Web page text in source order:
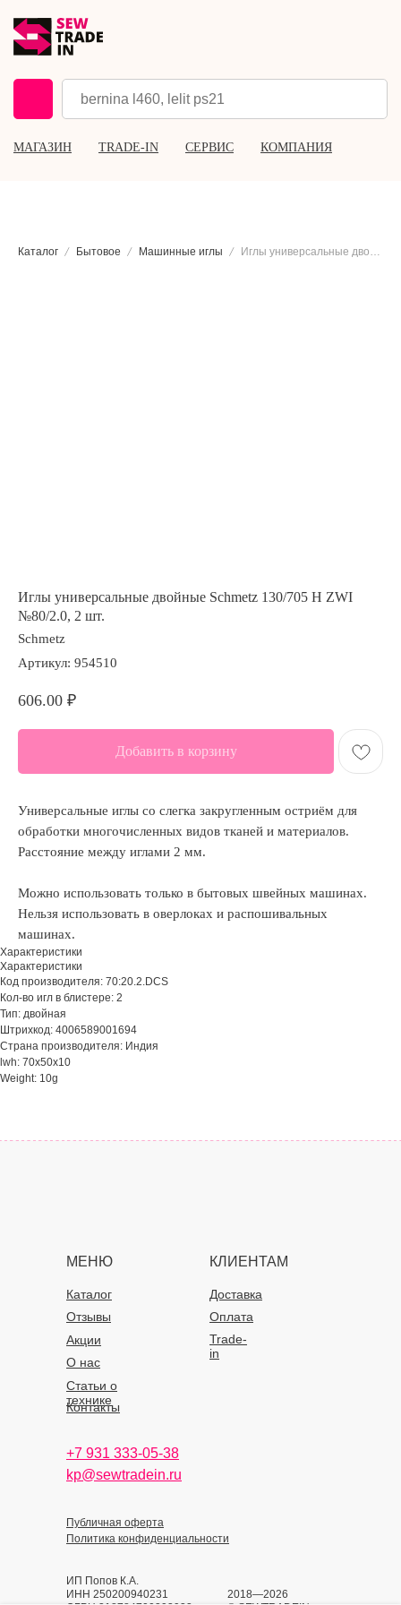
МАГАЗИН TRADE-IN СЕРВИС КОМПАНИЯ
Каталог Бытовое Машинные иглы Иглы универсальные двойные Schmetz 130/705 H ZWI №80/2.0, 2 шт.
Иглы универсальные двойные Schmetz 130/705 H ZWI
№80/2.0, 2 шт.
Schmetz
Артикул: 954510
606.00 ₽
Добавить в корзину
Универсальные иглы со слегка закругленным остриём для
обработки многочисленных видов тканей и материалов.
Расстояние между иглами 2 мм.
Можно использовать только в бытовых швейных машинах.
Нельзя использовать в оверлоках и распошивальных
машинах.
Характеристики
Характеристики
Код производителя: 70:20.2.DCS
Кол-во игл в блистере: 2
Тип: двойная
Штрихкод: 4006589001694
Страна производителя: Индия
lwh: 70x50x10
Weight: 10g
МЕНЮ КЛИЕНТАМ
Каталог
О нас
Доставка
Статьи о
технике
Оплата
Отзывы
Акции
Контакты
Trade-
in
+7 931 333-05-38
kp@sewtradein.ru
ИП Попов К.А.
ИНН 250200940231
Политика конфиденциальности
Публичная оферта
2018—2026